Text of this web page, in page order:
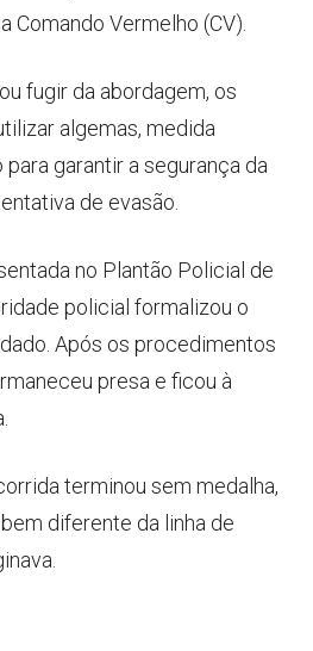
Comando Vermelho (CV).
fugir da abordagem, os
algemas, medida
garantir a segurança da
de evasão.
no Plantão Policial de
policial formalizou o
Após os procedimentos
presa e ficou à
terminou sem medalha,
diferente da linha de